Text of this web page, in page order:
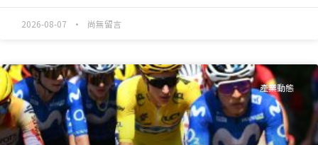
2026-08-07 尚無留言
產業動態